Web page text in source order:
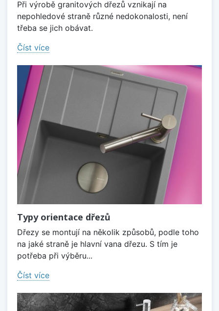
Při výrobě granitových dřezů vznikají na
nepohledové straně různé nedokonalosti, není
třeba se jich obávat.
Číst více
Typy orientace dřezů
Dřezy se montují na několik způsobů, podle toho
na jaké straně je hlavní vana dřezu. S tím je
potřeba při výběru...
Číst více